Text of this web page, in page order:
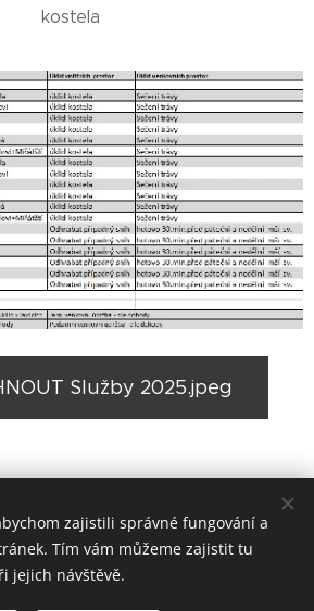
kostela
Služby 2025.jpeg
zajistili správné fungování a
Tím vám můžeme zajistit tu
jejich návštěvě.